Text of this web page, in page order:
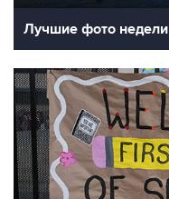
Лучшие фото недели